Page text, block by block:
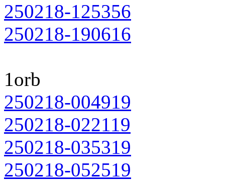
250218-125356
250218-190616
1orb
250218-004919
250218-022119
250218-035319
250218-052519